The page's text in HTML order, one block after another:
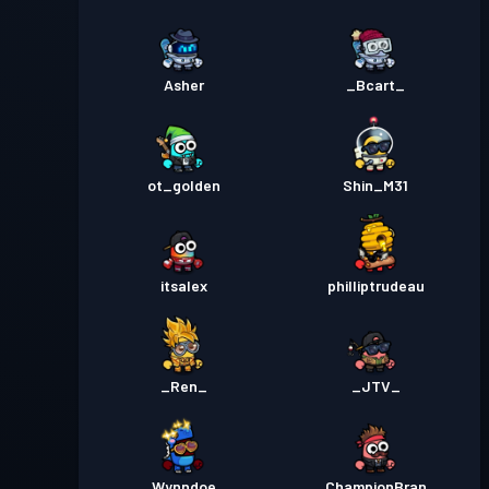
Asher _Bcart_
ot_golden Shin_M31
itsalex philliptrudeau
_Ren_ _JTV_